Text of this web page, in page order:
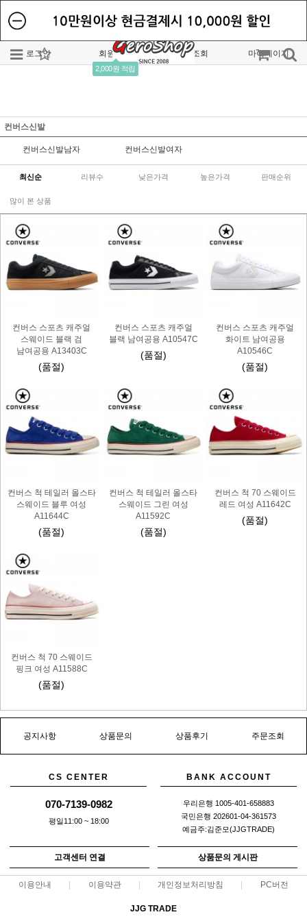
로그인 회원가입
2,000원 적립
주문조회 마이페이지
컨버스신발
컨버스신발남자 컨버스신발여자
최신순 리뷰수 낮은가격 높은가격 판매순위
많이 본 상품
컨버스 스포츠 캐주얼
스웨이드 블랙 검
남여공용 A13403C
(품절)
컨버스 스포츠 캐주얼
블랙 남여공용 A10547C
(품절)
컨버스 스포츠 캐주얼
화이트 남여공용
A10546C
(품절)
컨버스 척 테일러 올스타
스웨이드 블루 여성
A11644C
(품절)
컨버스 척 테일러 올스타
스웨이드 그린 여성
A11592C
(품절)
컨버스 척 70 스웨이드
레드 여성 A11642C
(품절)
컨버스 척 70 스웨이드
핑크 여성 A11588C
(품절)
공지사항 상품문의 상품후기 주문조회
CS CENTER
070-7139-0982
평일11:00 ~ 18:00
BANK ACCOUNT
우리은행 1005-401-658883
국민은행 202601-04-361573
예금주:김준모(JJGTRADE)
고객센터 연결 상품문의 게시판
이용안내 이용약관 개인정보처리방침 PC버전
JJG TRADE